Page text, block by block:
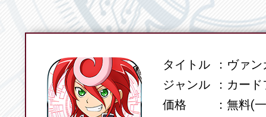
SPECタイトル
ヴァン
ジャンル
カード
価格
無料(